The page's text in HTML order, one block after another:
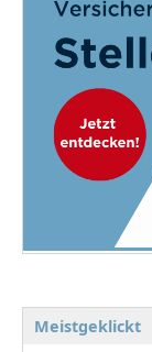
Meistgeklickt